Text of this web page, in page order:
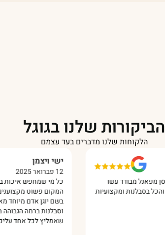
הביקורות שלנו בגוגל
הלקוחות שלנו מדברים בעד עצמם
ישי ויצמן
12 פברואר 2025
כל מי שמחפש איכות ברמה הגבוהה ביותר זה
המקום פשוט מקצוענים !!! השירות נתן לי בחור
בשם יוגן אדם מיוחד מאד קיבלתי שירות יחס
וסבלנות ברמה הגבוהה ביותר !🙏 אין ספק
שאמליץ לכל אחד עליכם 🔥‏